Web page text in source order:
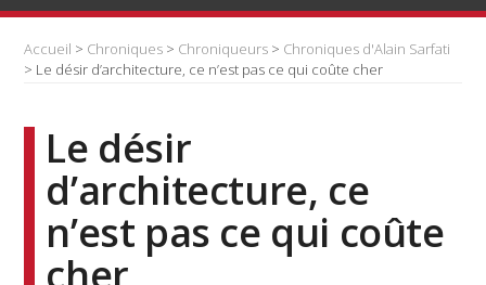
Accueil > Chroniques > Chroniqueurs > Chroniques d'Alain Sarfati
> Le désir d’architecture, ce n’est pas ce qui coûte cher
Le désir
d’architecture, ce
n’est pas ce qui coûte